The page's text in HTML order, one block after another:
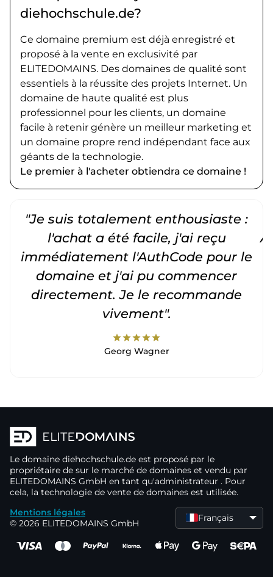
diehochschule.de?
Ce domaine premium est déjà enregistré et
proposé à la vente en exclusivité par
ELITEDOMAINS. Des domaines de qualité sont
essentiels à la réussite des projets Internet. Un
domaine de haute qualité est plus
professionnel pour les clients, un domaine
facile à retenir génère un meilleur marketing et
un domaine propre rend indépendant face aux
géants de la technologie.
Le premier à l'acheter obtiendra ce domaine !
"Je suis totalement enthousiaste :
l'achat a été facile, j'ai reçu
immédiatement l'AuthCode pour le
domaine et j'ai pu commencer
directement. Je le recommande
vivement".
starstarstarstarstar
Georg Wagner
Le domaine diehochschule.de est proposé par le
propriétaire de sur le marché de domaines et vendu par
ELITEDOMAINS GmbH en tant qu'administrateur . Pour
cela, la technologie de vente de domaines est utilisée.
Mentions légales
© 2026 ELITEDOMAINS GmbH
Français